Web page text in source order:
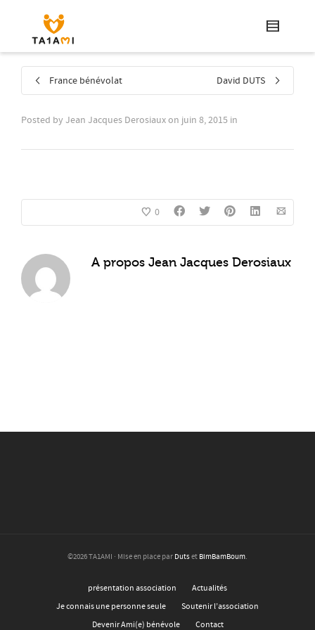
France bénévolat David DUTS
Posted by Jean Jacques Derosiauxon juin 8, 2015 in
0
A propos Jean Jacques Derosiaux
©2026 TA1AMI · Mise en place par Dutset BimBamBoum.
présentation association
Actualités
Je connais une personne seule
Soutenir l’association
Devenir Ami(e) bénévole
Contact